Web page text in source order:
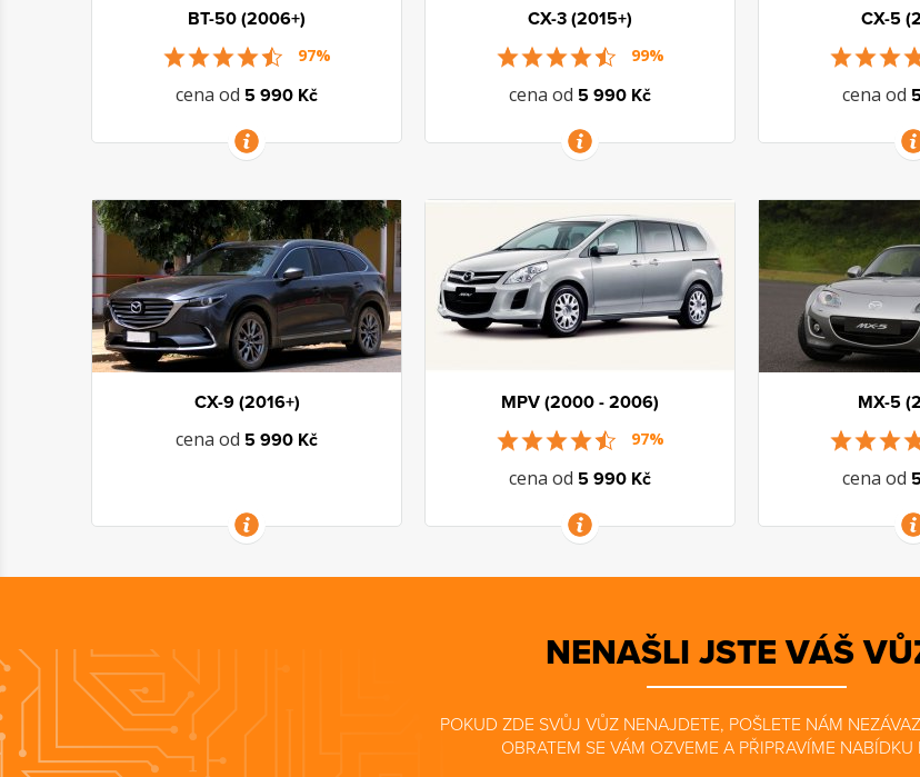
BT-50 (2006+)
97%
cena od 5 990 Kč
CX-3 (2015+)
99%
cena od 5 990 Kč
CX-5
cena od
CX-9 (2016+)
cena od 5 990 Kč
VÍCE INFORMACÍ
MPV (2000 - 2006)
97%
cena od 5 990 Kč
VÍCE INFORMACÍ
MX-5
cena od
VÍCE
NENAŠLI JSTE VÁŠ
POKUD ZDE SVŮJ VŮZ NENAJDETE, POŠLETE NÁM
OBRATEM SE VÁM OZVEME A PŘIPRAVÍME NABÍDKU